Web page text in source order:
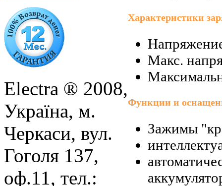
Характеристики
Макс.
Функции и
Зажимы
Electra ® 2008,
Україна, м.
Черкаси, вул.
Гоголя 137,
оф.11, тел.: